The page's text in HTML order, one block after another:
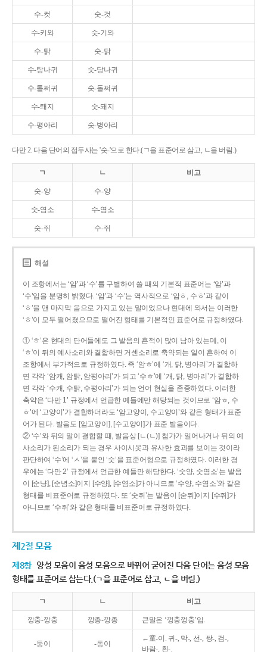
수-컷 숫-것
수-키와 숫-기와
수-탉 숫-닭
수-탕나귀 숫-당나귀
수-톨쩌귀 숫-돌쩌귀
수-퇘지 숫-돼지
수-평아리 숫-병아리
다만 2. 다음 단어의 접두사는 '숫-'으로 한다.(ㄱ을 표준어로 삼고, ㄴ을 버림.)
ㄱ ㄴ 비고
숫-양 수-양
숫-염소 수-염소
숫-쥐 수-쥐
해설
이 조항에서는 ‘암’과 ‘수’를 구별하여 쓸 때의 기본적 표준어는 ‘암’과
‘수’임을 분명히 밝혔다. ‘암’과 ‘수’는 역사적으로 ‘암ㅎ, 수ㅎ’과 같이
‘ㅎ’을 맨 마지막 음으로 가지고 있는 말이었으나 현대에 와서는 이러한
‘ㅎ’이 모두 떨어졌으므로 떨어진 형태를 기본적인 표준어로 규정하였다.
① ‘ㅎ’은 현대의 단어들에도 그 발음의 흔적이 많이 남아 있는데, 이
‘ㅎ’이 뒤의 예사소리와 결합하면 거센소리로 축약되는 일이 흔하여 이
조항에서 부가적으로 규정하였다. 즉 ‘암ㅎ’에 ‘개, 닭, 병아리’가 결합하
면 각각 ‘암캐, 암탉, 암평아리’가 되고 ‘수ㅎ’에 ‘개, 닭, 병아리’가 결합하
면 각각 ‘수캐, 수탉, 수평아리’가 되는 언어 현실을 존중하였다. 이러한
축약은 ‘다만 1’ 규정에서 언급한 예들에만 해당되는 것이므로 ‘암ㅎ, 수
ㅎ’에 ‘고양이’가 결합하더라도 ‘암고양이, 수고양이’와 같은 형태가 표준
어가 된다. 발음도 [암고양이], [수고양이]가 표준 발음이다.
② ‘수’와 뒤의 말이 결합할 때, 발음상 [ㄴ(ㄴ)] 첨가가 일어나거나 뒤의 예
사소리가 된소리가 되는 경우 사이시옷과 유사한 효과를 보이는 것이라
판단하여 ‘수’에 ‘ㅅ’을 붙인 ‘숫’을 표준어형으로 규정하였다. 이러한 경
우에는 ‘다만 2’ 규정에서 언급한 예들만 해당한다. ‘숫양, 숫염소’는 발음
이 [순냥], [순념소]이지 [수양], [수염소]가 아니므로 ‘수양, 수염소’와 같은
형태를 비표준어로 규정하였다. 또 ‘숫쥐’는 발음이 [숟쮜]이지 [수쥐]가
아니므로 ‘수쥐’와 같은 형태를 비표준어로 규정하였다.
제2절 모음
제8항 양성 모음이 음성 모음으로 바뀌어 굳어진 다음 단어는 음성 모음
형태를 표준어로 삼는다.(ㄱ을 표준어로 삼고, ㄴ을 버림.)
ㄱ ㄴ 비고
깡충-깡충 깡총-깡총 큰말은 ‘껑충껑충’임.
-둥이 -동이
←童-이. 귀-, 막-, 선-, 쌍-, 검-,
바람-, 흰-.